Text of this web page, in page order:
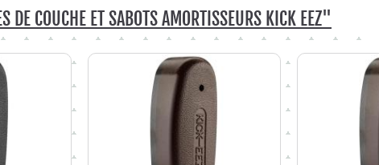
DE COUCHE ET SABOTS AMORTISSEURS KICK EEZ"